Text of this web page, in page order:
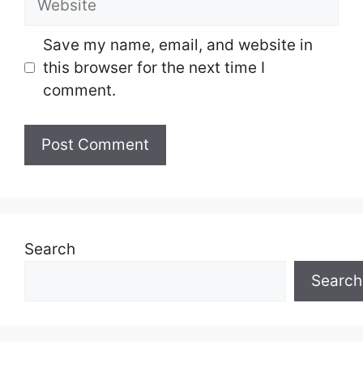
Save my name, email, and website in
this browser for the next time I
comment.
Search
Search